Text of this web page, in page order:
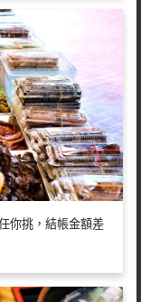
你挑，結帳金額差